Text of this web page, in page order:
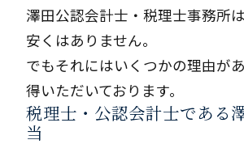
澤田公認会計士・税理士事務所
安くはありません。
でもそれにはいくつかの理由が
得いただいております。
税理士・公認会計士である
当